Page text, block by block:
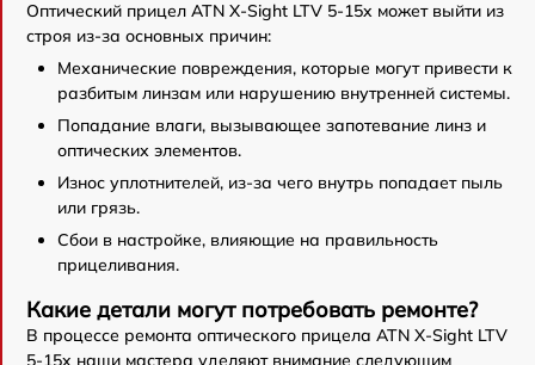
Оптический прицел ATN X-Sight LTV 5-15x может выйти из
строя из-за основных причин:
Механические повреждения, которые могут привести к
разбитым линзам или нарушению внутренней системы.
Попадание влаги, вызывающее запотевание линз и
оптических элементов.
Износ уплотнителей, из-за чего внутрь попадает пыль
или грязь.
Сбои в настройке, влияющие на правильность
прицеливания.
Какие детали могут потребовать ремонте?
В процессе ремонта оптического прицела ATN X-Sight LTV
5-15x наши мастера уделяют внимание следующим